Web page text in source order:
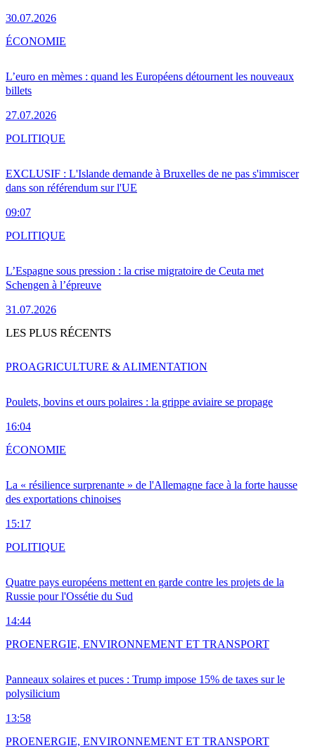
30.07.2026
L’euro en mèmes : quand les Européens détournent les nouveaux
billets
27.07.2026
ÉCONOMIE
EXCLUSIF : L'Islande demande à Bruxelles de ne pas s'immiscer
dans son référendum sur l'UE
09:07
POLITIQUE
L’Espagne sous pression : la crise migratoire de Ceuta met
Schengen à l’épreuve
31.07.2026
POLITIQUE
LES PLUS RÉCENTS
Poulets, bovins et ours polaires : la grippe aviaire se propage
16:04
PROAGRICULTURE & ALIMENTATION
La « résilience surprenante » de l'Allemagne face à la forte hausse
des exportations chinoises
15:17
ÉCONOMIE
Quatre pays européens mettent en garde contre les projets de la
Russie pour l'Ossétie du Sud
14:44
POLITIQUE
Panneaux solaires et puces : Trump impose 15% de taxes sur le
polysilicium
13:58
PROENERGIE, ENVIRONNEMENT ET TRANSPORT
PROENERGIE, ENVIRONNEMENT ET TRANSPORT